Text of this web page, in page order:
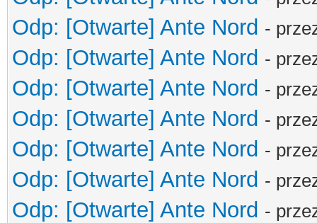
Odp: [Otwarte] Ante Nord -
Odp: [Otwarte] Ante Nord -
Odp: [Otwarte] Ante Nord -
Odp: [Otwarte] Ante Nord -
Odp: [Otwarte] Ante Nord -
Odp: [Otwarte] Ante Nord -
Odp: [Otwarte] Ante Nord -